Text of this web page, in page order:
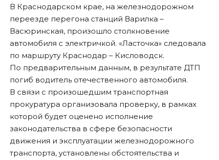
В Краснодарском крае, на железнодорожном
переезде перегона станций Варилка –
Васюринская, произошло столкновение
автомобиля с электричкой. «Ласточка» следовала
по маршруту Краснодар – Кисловодск.
По предварительным данным, в результате ДТП
погиб водитель отечественного автомобиля.
В связи с произошедшим транспортная
прокуратура организовала проверку, в рамках
которой будет оценено исполнение
законодательства в сфере безопасности
движения и эксплуатации железнодорожного
транспорта, установлены обстоятельства и